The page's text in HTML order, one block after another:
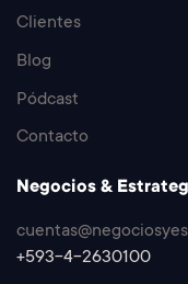
Clientes
Blog
Pódcast
Contacto
Negocios &
+593-4-2630100